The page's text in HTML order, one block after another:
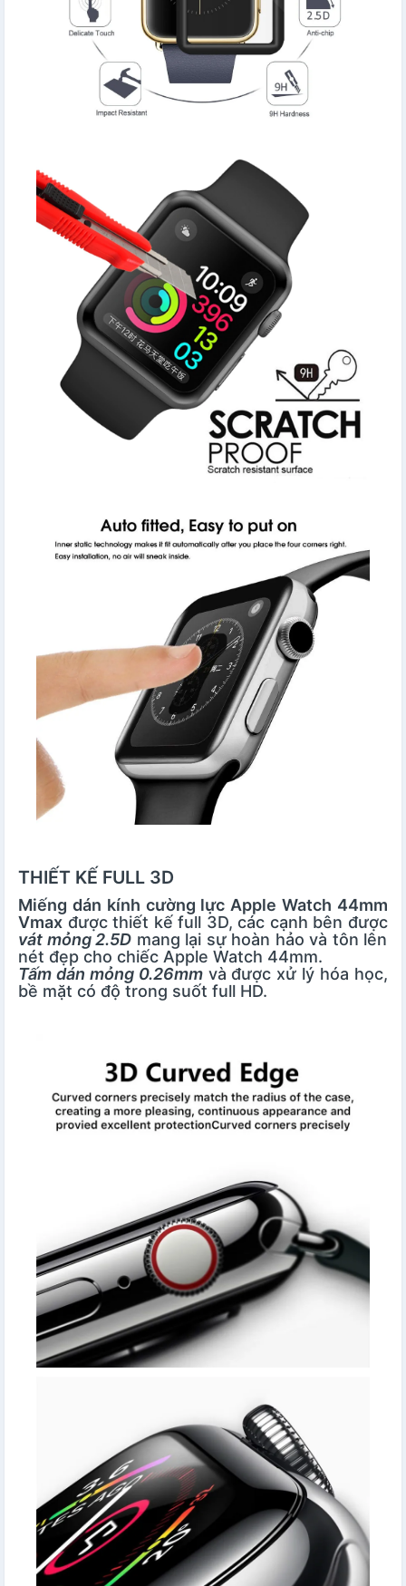
THIẾT KẾ FULL 3D
Miếng dán kính cường lực Apple Watch 44mm
Vmax được thiết kế full 3D, các cạnh bên được
vát mỏng 2.5D mang lại sự hoàn hảo và tôn lên
nét đẹp cho chiếc Apple Watch 44mm.
Tấm dán mỏng 0.26mmvà được xử lý hóa học,
bề mặt có độ trong suốt full HD.